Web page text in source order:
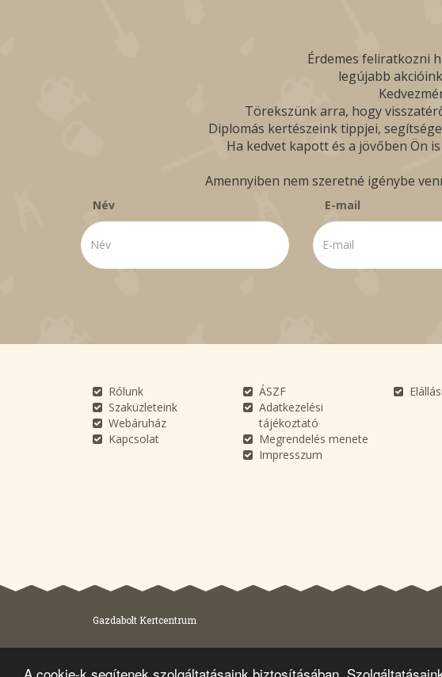
A cookie-k segítenek szolgáltatásaink biztosításában.
Érdemes feliratkozni
legújabb
Törekszünk arra, hogy
Diplomás kertészeink tippjei,
Ha kedvet kapott és a jövőben Ön
Amennyiben nem szeretné igénybe
Név E-mail
Rólunk
Szaküzleteink
Webáruház
Kapcsolat
ÁSZF
Adatkezelési
tájékoztató
Megrendelés menete
Impresszum
Gazdabolt Kertcentrum